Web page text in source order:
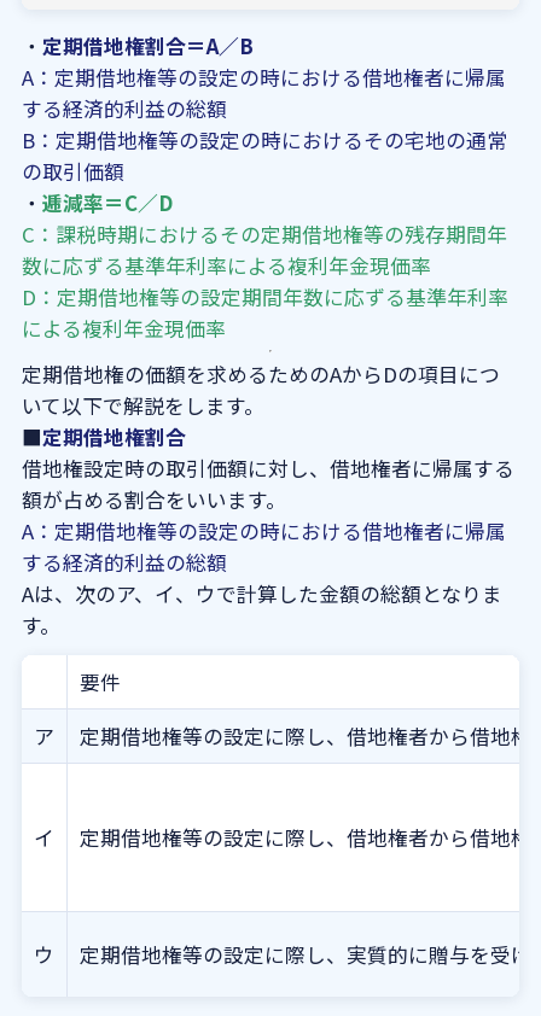
・ 定期借地権割合＝A／B
A：定期借地権等の設定の時における借地権者に帰属
する経済的利益の総額
B：定期借地権等の設定の時におけるその宅地の通常
の取引価額
・ 逓減率＝C／D
C：課税時期におけるその定期借地権等の残存期間年
数に応ずる基準年利率による複利年金現価率
D：定期借地権等の設定期間年数に応ずる基準年利率
による複利年金現価率
定期借地権の価額を求めるためのAからDの項目につ
いて以下で解説をします。
■定期借地権割合
借地権設定時の取引価額に対し、借地権者に帰属する
額が占める割合をいいます。
A：定期借地権等の設定の時における借地権者に帰属
する経済的利益の総額
Aは、次のア、イ、ウで計算した金額の総額となりま
す。
要件
ア
定期借地権等の設定に際し、借地権者から借地
イ 定期借地権等の設定に際し、借地権者から借地
ウ 定期借地権等の設定に際し、実質的に贈与を受